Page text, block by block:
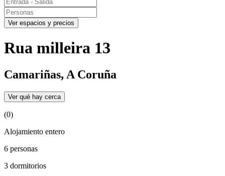
Ver espacios y precios
Rua milleira 13
Camariñas, A Coruña
Ver qué hay cerca
(0)
Alojamiento entero
6 personas
3 dormitorios